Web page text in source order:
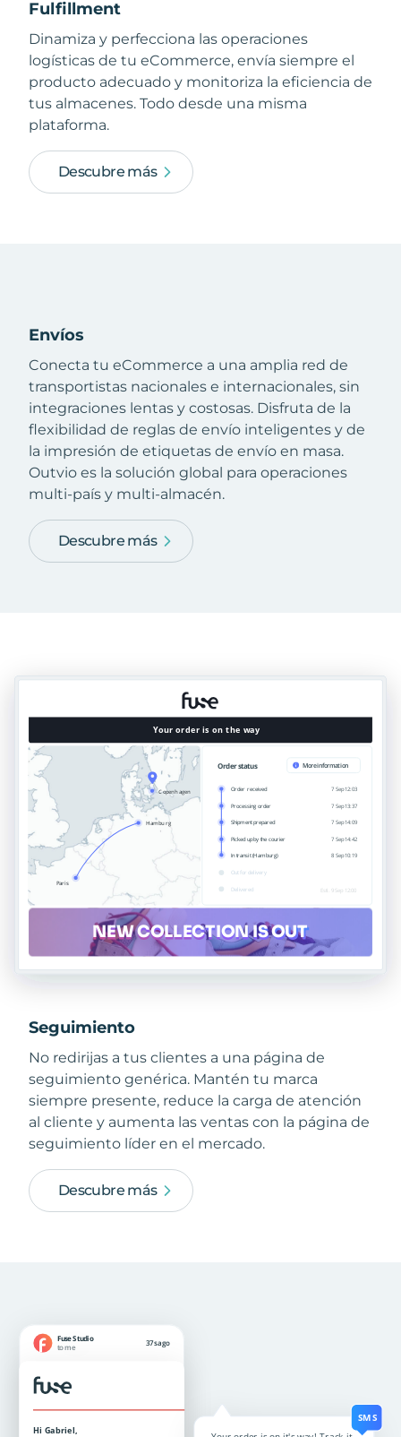
Fulfillment
Dinamiza y perfecciona las operaciones
logísticas de tu eCommerce, envía siempre el
producto adecuado y monitoriza la eficiencia de
tus almacenes. Todo desde una misma
plataforma.
Descubre más
Envíos
Conecta tu eCommerce a una amplia red de
transportistas nacionales e internacionales, sin
integraciones lentas y costosas. Disfruta de la
flexibilidad de reglas de envío inteligentes y de
la impresión de etiquetas de envío en masa.
Outvio es la solución global para operaciones
multi-país y multi-almacén.
Descubre más
Seguimiento
No redirijas a tus clientes a una página de
seguimiento genérica. Mantén tu marca
siempre presente, reduce la carga de atención
al cliente y aumenta las ventas con la página de
seguimiento líder en el mercado.
Descubre más